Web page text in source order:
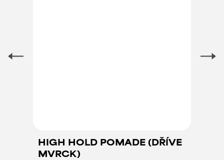
HIGH HOLD POMADE (DŘÍVE
MVRCK)